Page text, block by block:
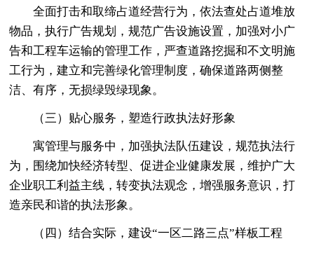
全面打击和取缔占道经营行为，依法查处占道堆放
物品，执行广告规划，规范广告设施设置，加强对小广
告和工程车运输的管理工作，严查道路挖掘和不文明施
工行为，建立和完善绿化管理制度，确保道路两侧整
洁、有序，无损绿毁绿现象。
（三）贴心服务，塑造行政执法好形象
寓管理与服务中，加强执法队伍建设，规范执法行
为，围绕加快经济转型、促进企业健康发展，维护广大
企业职工利益主线，转变执法观念，增强服务意识，打
造亲民和谐的执法形象。
（四）结合实际，建设“一区二路三点”样板工程